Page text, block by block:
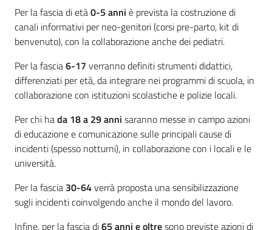
Per la fascia di età0-5 anni è prevista la costruzione di
canali informativi per neo-genitori (corsi pre-parto, kit di
benvenuto), con la collaborazione anche dei pediatri.
Per la fascia6-17 verranno definiti strumenti didattici,
differenziati per età, da integrare nei programmi di scuola, in
collaborazione con istituzioni scolastiche e polizie locali.
Per chi hada 18 a 29 anni saranno messe in campo azioni
di educazione e comunicazione sulle principali cause di
incidenti (spesso notturni), in collaborazione con i locali e le
università.
Per la fascia 30-64verrà proposta una sensibilizzazione
sugli incidenti coinvolgendo anche il mondo del lavoro.
Infine, per la fascia di65 anni e oltresono previste azioni di